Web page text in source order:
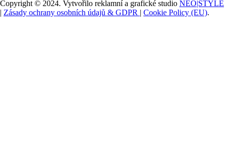
Copyright © 2024. Vytvořilo reklamní a grafické studio NEO|STYLE
| Zásady ochrany osobních údajů & GDPR | Cookie Policy (EU).